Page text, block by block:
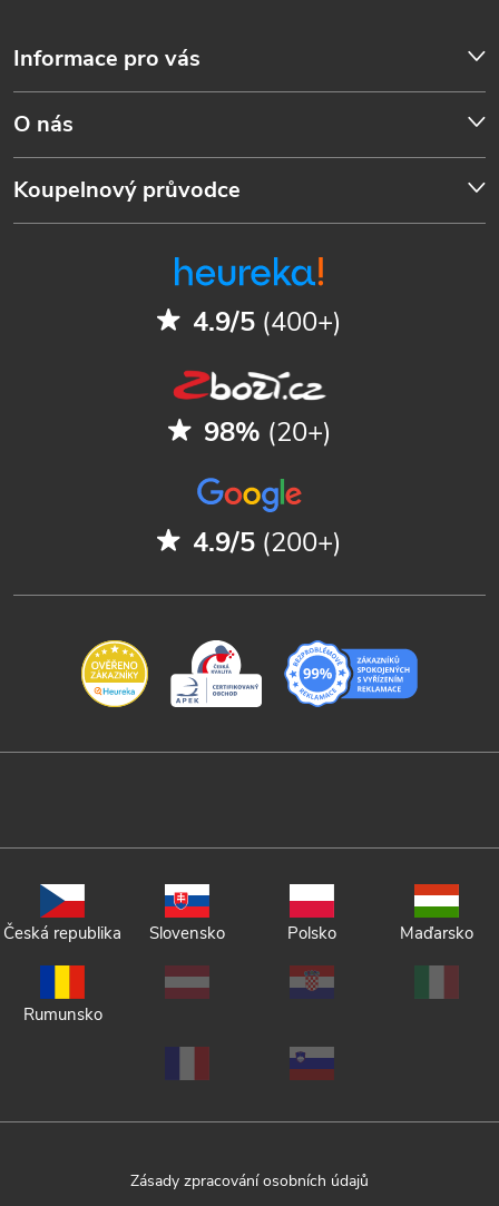
Informace pro vás
O nás
Koupelnový průvodce
4.9/5 (400+)
98% (20+)
4.9/5 (200+)
Česká republika Slovensko Polsko Maďarsko
Rumunsko
Zásady zpracování osobních údajů